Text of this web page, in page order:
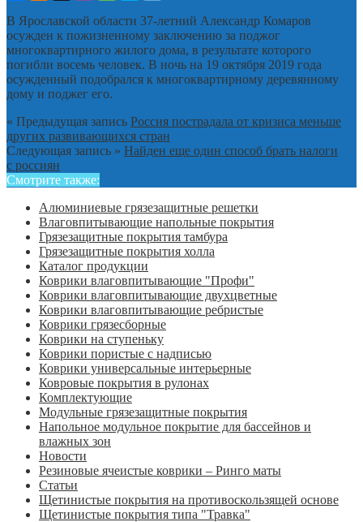
В Ярославской области 37-летний Александр Комаров
осужден к пожизненному заключению за поджог
многоквартирного жилого дома, в результате которого
погибли восемь человек. В ночь на 19 октября 2019 года
осужденный подобрался к многоквартирному деревянному
дому и поджег его.
« Предыдущая запись Россия пострадала от кризиса меньше
других развивающихся стран
Следующая запись » Найден еще один способ брать налоги
с россиян
Смотрите также:
Алюминиевые грязезащитные решетки
Влаговпитывающие напольные покрытия
Грязезащитные покрытия тамбура
Грязезащитные покрытия холла
Каталог продукции
Коврики влаговпитывающие "Профи"
Коврики влаговпитывающие двухцветные
Коврики влаговпитывающие ребристые
Коврики грязесборные
Коврики на ступеньку
Коврики пористые с надписью
Коврики универсальные интерьерные
Ковровые покрытия в рулонах
Комплектующие
Модульные грязезащитные покрытия
Напольное модульное покрытие для бассейнов и
влажных зон
Новости
Резиновые ячеистые коврики – Ринго маты
Статьи
Щетинистые покрытия на противоскользящей основе
Щетинистые покрытия типа "Травка"